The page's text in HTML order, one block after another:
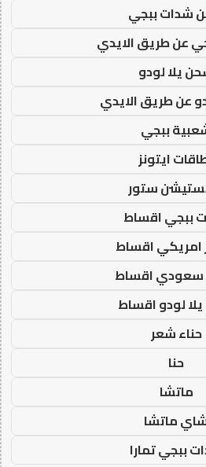
شدات ببجي
عن طريق الايدي
يلا لودو
عن طريق الايدي
ببجي
ايتونز
ستور
ببجي اقساط
امريكي اقساط
سعودي اقساط
لودو اقساط
حناء شعر
حنا
ماتشا
ماتشا
ببجي تمارا